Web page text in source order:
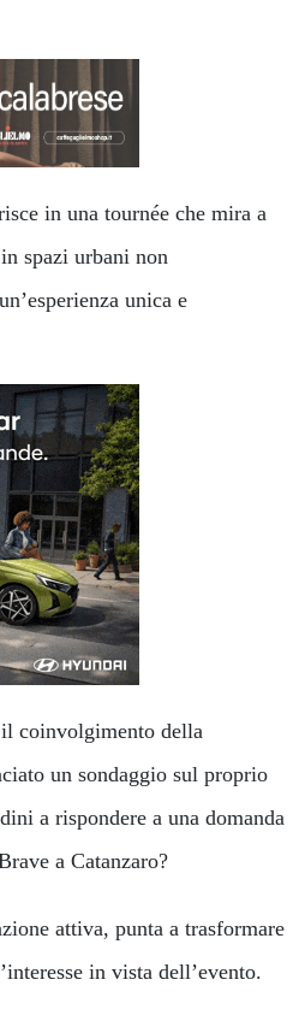
in una tournée che mira a
spazi urbani non
unica e
coinvolgimento della
un sondaggio sul proprio
a rispondere a una domanda
a Catanzaro?
attiva, punta a trasformare
in vista dell’evento.